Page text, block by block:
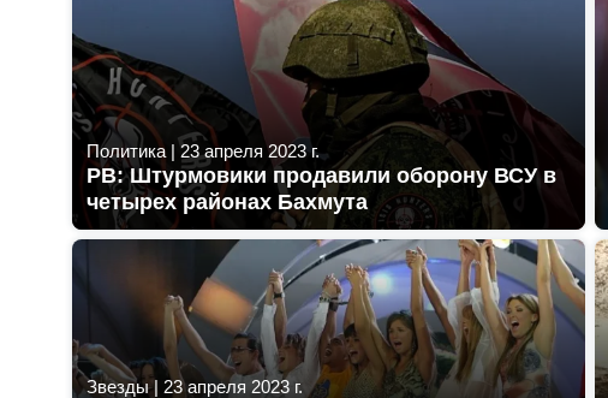
Политика |23 апреля 2023 г.
РВ: Штурмовики продавили оборону ВСУ в
четырех районах Бахмута
Звезды| 23 апреля 2023 г.